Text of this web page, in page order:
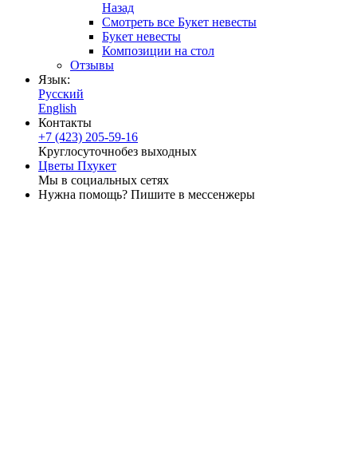
Назад
Смотреть все Букет невесты
Букет невесты
Композиции на стол
Отзывы
Язык:
Русский
English
Контакты
+7 (423) 205-59-16
Круглосуточнобез выходных
Цветы Пхукет
Мы в социальных сетях
Нужна помощь? Пишите в мессенжеры